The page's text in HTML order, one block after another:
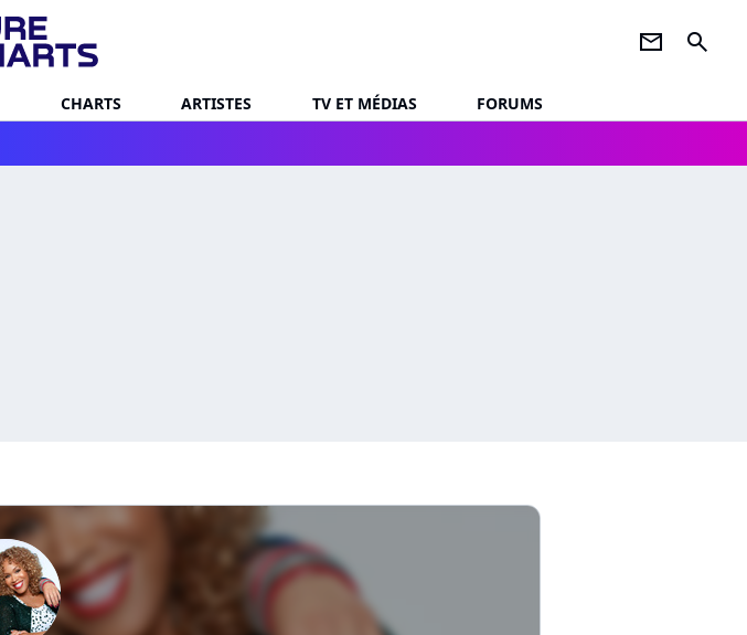
newsletter search
CHARTS ARTISTES TV ET MÉDIAS
FORUMS